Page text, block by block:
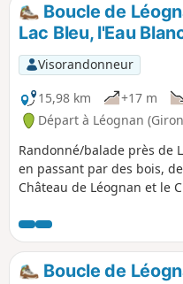
Boucle de
Lac Bleu, l'Eau
Visorandonneur
15,98 km
+17 m
Départ à Léognan
Randonné/balade près de
en passant par des bois,
Château de Léognan et le
Boucle de